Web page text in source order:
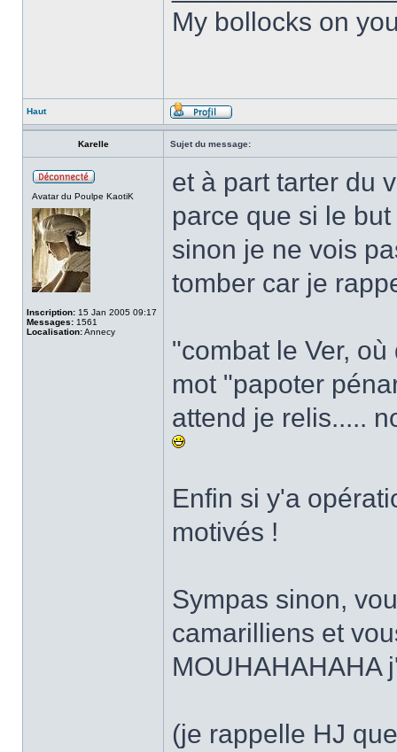
My bollocks on
Haut
Karelle Sujet du message:
Avatar du Poulpe KaotiK
Inscription: 15 Jan 2005 09:17
Messages: 1561
Localisation:Annecy
et à part tarter du
parce que si le
sinon je ne vois
tomber car je
"combat le Ver,
mot "papoter
attend je relis.....
Enfin si y'a
motivés !
Sympas sinon,
camarilliens et
MOUHAHAHAHA
(je rappelle HJ